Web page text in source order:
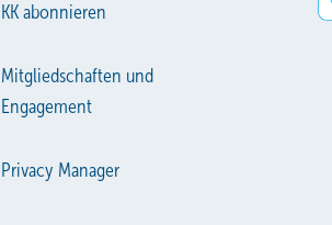
KK abonnieren
Mitgliedschaften und
Engagement
Privacy Manager